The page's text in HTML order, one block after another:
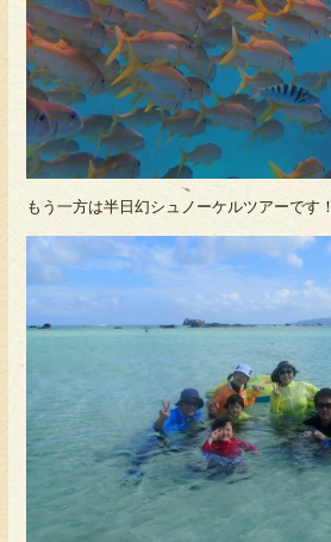
もう一方は半日幻シュノーケルツアーです！